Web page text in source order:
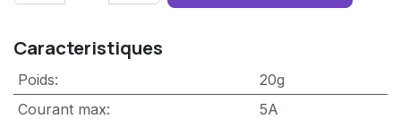
Caracteristiques
Poids:
20g
Courant max:
5A